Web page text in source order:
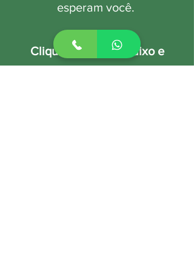
esperam você.
Clique no botão abaixo e